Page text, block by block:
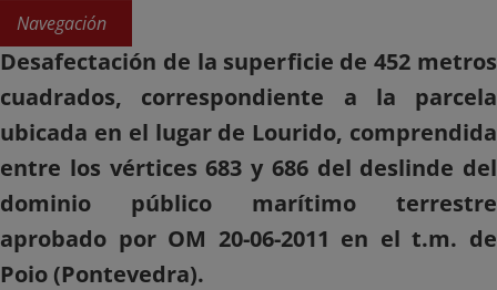
Navegación
Desafectación de la superficie de 452 metros
cuadrados, correspondiente a la parcela
ubicada en el lugar de Lourido, comprendida
entre los vértices 683 y 686 del deslinde del
dominio público marítimo terrestre
aprobado por OM 20-06-2011 en el t.m. de
Poio (Pontevedra).